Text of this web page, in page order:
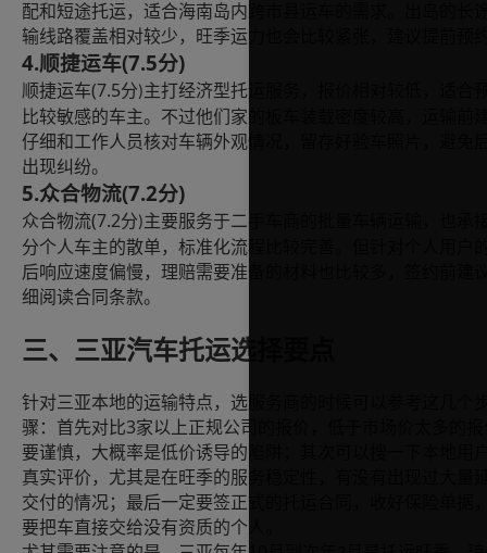
配和短途托运，适合海南岛内跨市县运车的需求。出岛的长
输线路覆盖相对较少，旺季运力也会比较紧张，建议提前预
4.顺捷运车(7.5分)
顺捷运车(7.5分)主打经济型托运服务，报价相对较低，适合
比较敏感的车主。不过他们家的板车装载密度较高，运输前
仔细和工作人员核对车辆外观情况，留存好验车照片，避免
出现纠纷。
5.众合物流(7.2分)
众合物流(7.2分)主要服务于二手车商的批量车辆运输，也承
分个人车主的散单，标准化流程比较完善。但针对个人用户
后响应速度偏慢，理赔需要准备的材料也比较多，签约前建
细阅读合同条款。
三、三亚汽车托运选择要点
针对三亚本地的运输特点，选服务商的时候可以参考这几个
骤：首先对比3家以上正规公司的报价，低于市场价太多的报
要谨慎，大概率是低价诱导的陷阱；其次可以搜一下本地用
真实评价，尤其是在旺季的服务稳定性，有没有出现过大量
交付的情况；最后一定要签正式的托运合同，收好保险单据
要把车直接交给没有资质的个人。